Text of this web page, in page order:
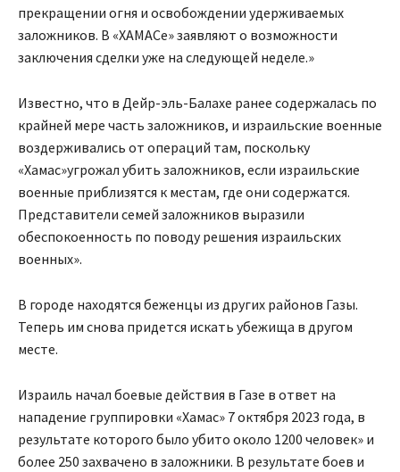
прекращении огня и освобождении удерживаемых
заложников. В «ХАМАСе» заявляют о возможности
заключения сделки уже на следующей неделе.»
Известно, что в Дейр-эль-Балахе ранее содержалась по
крайней мере часть заложников, и израильские военные
воздерживались от операций там, поскольку
«Хамас»угрожал убить заложников, если израильские
военные приблизятся к местам, где они содержатся.
Представители семей заложников выразили
обеспокоенность по поводу решения израильских
военных».
В городе находятся беженцы из других районов Газы.
Теперь им снова придется искать убежища в другом
месте.
Израиль начал боевые действия в Газе в ответ на
нападение группировки «Хамас» 7 октября 2023 года, в
результате которого было убито около 1200 человек» и
более 250 захвачено в заложники. В результате боев и